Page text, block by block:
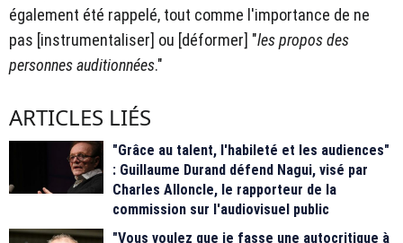
également été rappelé, tout comme l'importance de ne
pas [instrumentaliser] ou [déformer] "les propos des
personnes auditionnées."
ARTICLES LIÉS
"Grâce au talent, l'habileté et les audiences"
: Guillaume Durand défend Nagui, visé par
Charles Alloncle, le rapporteur de la
commission sur l'audiovisuel public
"Vous voulez que je fasse une autocritique à